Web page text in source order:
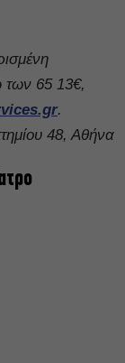
των 65 13€,
.
48, Αθήνα